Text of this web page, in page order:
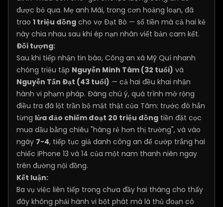
được bỏ qua. Mẹ anh Mãi, trong cơn hoảng loạn, đã
trao 1 triệu đồng cho vợ Đạt Bò — số tiền mà cả hai kẻ
này chia nhau sau khi ép nạn nhân viết bản cam kết.
Đối tượng:
Sau khi tiếp nhận tin báo, Công an xã Mỹ Quí nhanh
chóng triệu tập Nguyễn Minh Tâm (32 tuổi) và
Nguyễn Tấn Đạt (43 tuổi) — cả hai đều khai nhận
hành vi phạm pháp. Đáng chú ý, quá trình mở rộng
điều tra đã lột trần bộ mặt thật của Tâm: trước đó hắn
từng lừa đảo chiếm đoạt 20 triệu đồng tiền đặt cọc
mua dầu bằng chiêu "hàng rẻ hơn thị trường", và vào
ngày 7-4, tiếp tục giả danh công an để cướp trắng hai
chiếc iPhone 13 và 14 của một nam thanh niên ngay
trên đường nội đồng.
Kết luận:
Ba vụ việc liên tiếp trong chưa đầy hai tháng cho thấy
đây không phải hành vi bột phát mà là thủ đoạn có